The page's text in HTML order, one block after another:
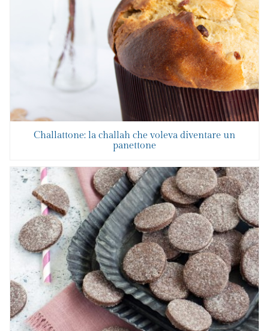
Challattone: la challah che voleva diventare un
panettone